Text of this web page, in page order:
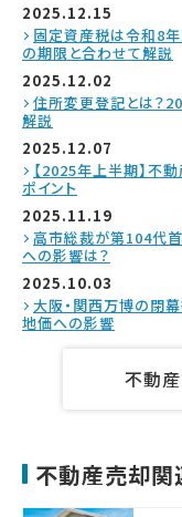
2025.12.15
固定資産税は令和8
の期限と合わせて解説
2025.12.02
住所変更登記とは？
解説
2025.12.07
【2025年上半期】不
ポイント
2025.11.19
高市総裁が第104代
への影響は？
2025.10.03
大阪・関西万博の閉
地価への影響
不動
不動産売却関